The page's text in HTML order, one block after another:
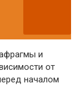
и
от
началом